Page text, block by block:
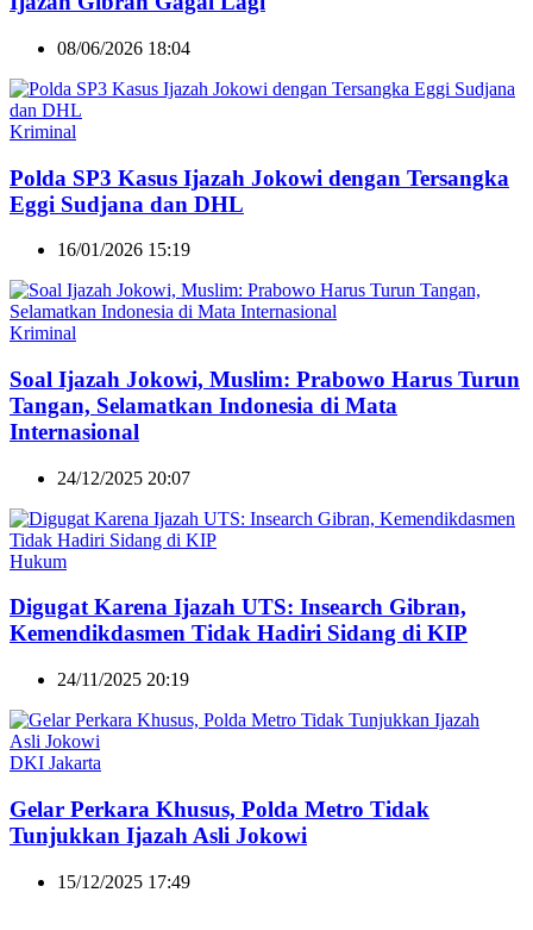
08/06/2026 18:04
Kriminal
Polda SP3 Kasus Ijazah Jokowi dengan Tersangka
Eggi Sudjana dan DHL
16/01/2026 15:19
Kriminal
Soal Ijazah Jokowi, Muslim: Prabowo Harus Turun
Tangan, Selamatkan Indonesia di Mata
Internasional
24/12/2025 20:07
Hukum
Digugat Karena Ijazah UTS: Insearch Gibran,
Kemendikdasmen Tidak Hadiri Sidang di KIP
24/11/2025 20:19
DKI Jakarta
Gelar Perkara Khusus, Polda Metro Tidak
Tunjukkan Ijazah Asli Jokowi
15/12/2025 17:49